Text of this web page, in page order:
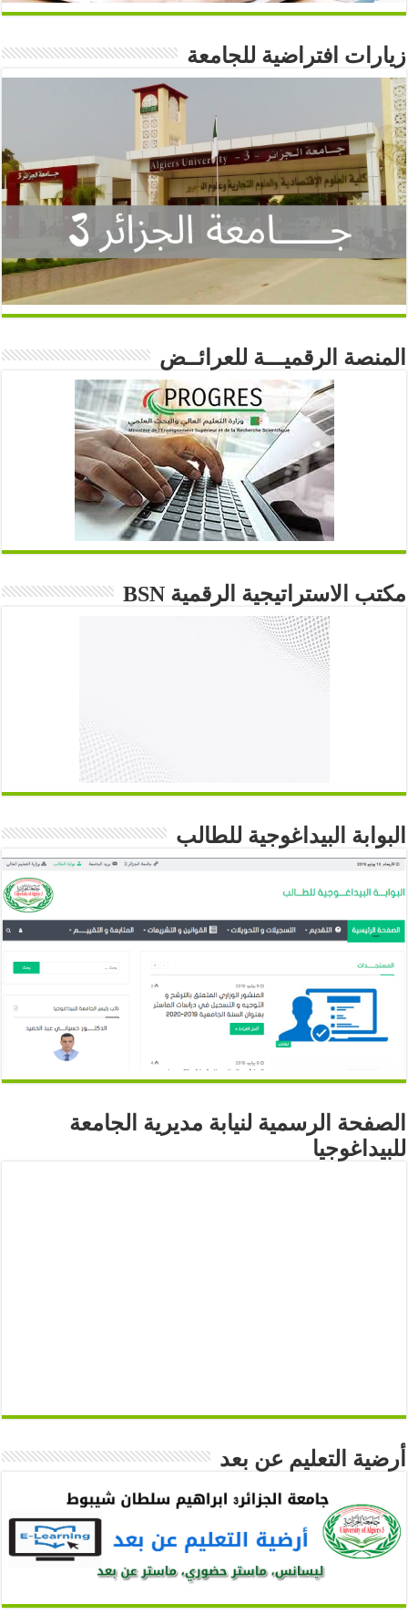
زيارات افتراضية للجامعة
المنصة الرقميـــة للعرائــض
مكتب الاستراتيجية الرقمية BSN
البوابة البيداغوجية للطالب
الصفحة الرسمية لنيابة مديرية الجامعة
للبيداغوجيا
أرضية التعليم عن بعد